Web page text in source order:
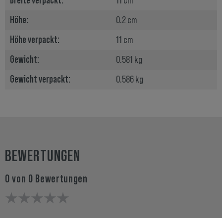
Höhe:
0.2 cm
Höhe verpackt:
11 cm
Gewicht:
0.581 kg
Gewicht verpackt:
0.586 kg
BEWERTUNGEN
0 von 0 Bewertungen